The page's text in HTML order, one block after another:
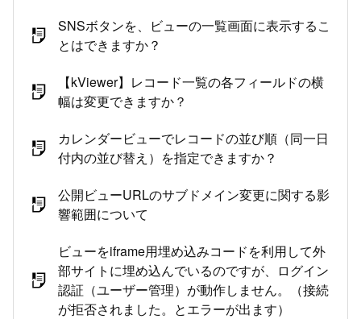
SNSボタンを、ビューの一覧画面に表示するこ
とはできますか？
【kViewer】レコード一覧の各フィールドの横
幅は変更できますか？
カレンダービューでレコードの並び順（同一日
付内の並び替え）を指定できますか？
公開ビューURLのサブドメイン変更に関する影
響範囲について
ビューをiframe用埋め込みコードを利用して外
部サイトに埋め込んでいるのですが、ログイン
認証（ユーザー管理）が動作しません。（接続
が拒否されました。とエラーが出ます）